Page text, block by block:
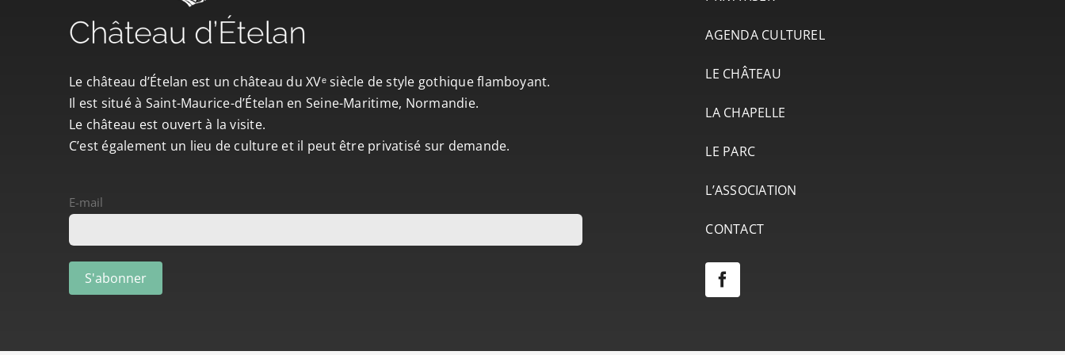
Le château d’Ételan est un château du XVᵉ siècle de style gothique flamboyant.
Il est situé à Saint-Maurice-d’Ételan en Seine-Maritime, Normandie.
Le château est ouvert à la visite.
C’est également un lieu de culture et il peut être privatisé sur demande.
E-mail
AGENDA CULTUREL
LE CHÂTEAU
LA CHAPELLE
LE PARC
L’ASSOCIATION
CONTACT